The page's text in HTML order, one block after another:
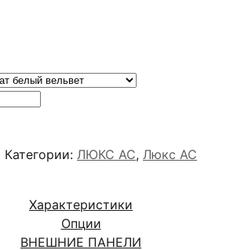
Категории: ЛЮКС АС, Люкс АС
Характеристики
Опции
ВНЕШНИЕ ПАНЕЛИ